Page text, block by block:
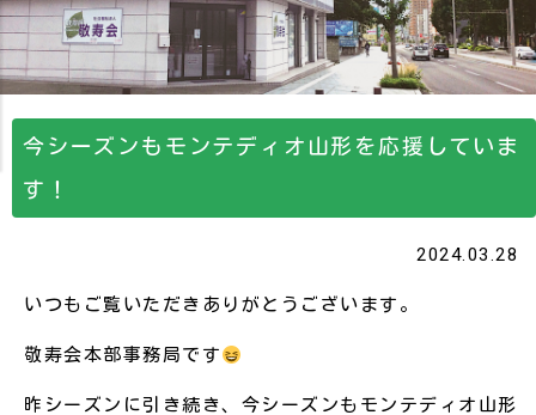
今シーズンもモンテディオ山形を応援していま
す！
2024.03.28
いつもご覧いただきありがとうございます。
敬寿会本部事務局です
昨シーズンに引き続き、今シーズンもモンテディオ山形